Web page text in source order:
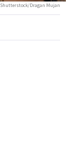
Shutterstock/Dragan Mujan